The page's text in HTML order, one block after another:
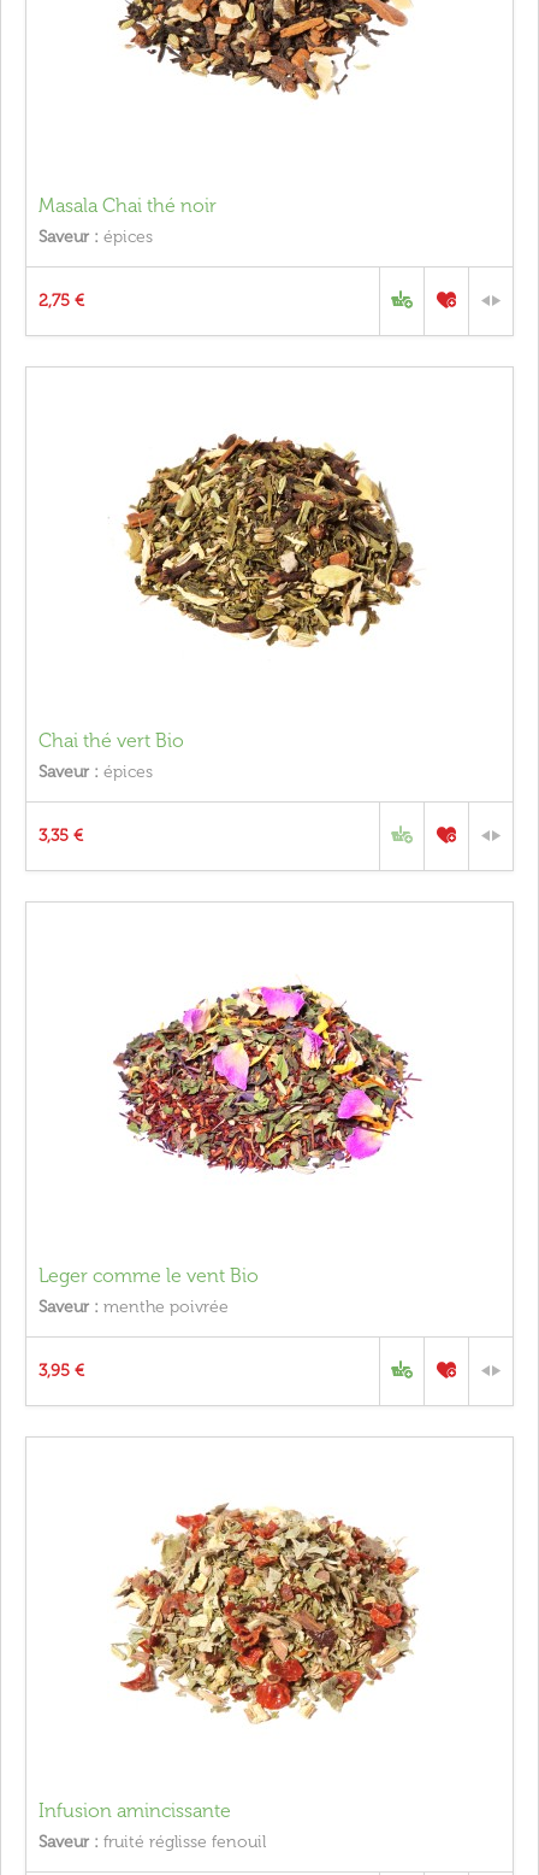
Masala Chai thé noir
Saveur : épices
2,75 €
Chai thé vert Bio
Saveur : épices
3,35 €
Leger comme le vent Bio
Saveur : menthe poivrée
3,95 €
Infusion amincissante
Saveur : fruité réglisse fenouil